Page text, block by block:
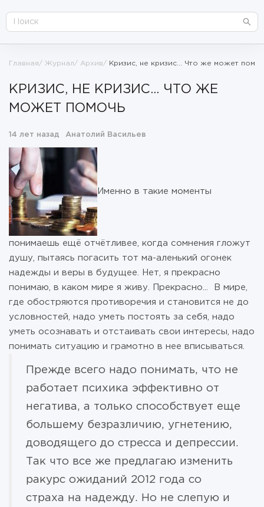
Главная Журнал Архив Кризис, не кризис... Что же может
КРИЗИС, НЕ КРИЗИС... ЧТО ЖЕ
МОЖЕТ ПОМОЧЬ
14 лет назад Анатолий Васильев
Именно в такие моменты
понимаешь ещё отчётливее, когда сомнения гложут
душу, пытаясь погасить тот ма-аленький огонек
надежды и веры в будущее. Нет, я прекрасно
понимаю, в каком мире я живу. Прекрасно... В мире,
где обостряются противоречия и становится не до
условностей, надо уметь постоять за себя, надо
уметь осознавать и отстаивать свои интересы, надо
понимать ситуацию и грамотно в нее вписываться.
Прежде всего надо понимать, что не
работает психика эффективно от
негатива, а только способствует еще
большему безразличию, угнетению,
доводящего до стресса и депрессии.
Так что все же предлагаю изменить
ракурс ожиданий 2012 года со
страха на надежду. Но не слепую и